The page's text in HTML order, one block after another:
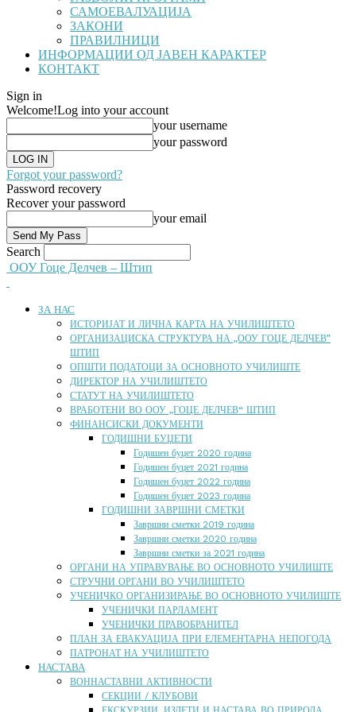
САМОЕВАЛУАЦИЈА
ЗАКОНИ
ПРАВИЛНИЦИ
ИНФОРМАЦИИ ОД ЈАВЕН КАРАКТЕР
КОНТАКТ
Sign in
Welcome!Log into your account
your username
your password
Forgot your password?
Password recovery
Recover your password
your email
Search
ООУ Гоце Делчев – Штип
ЗА НАС
ИСТОРИЈАТ И ЛИЧНА КАРТА НА УЧИЛИШТЕТО
ОРГАНИЗАЦИСКА СТРУКТУРА НА „ООУ ГОЦЕ ДЕЛЧЕВ”
ШТИП
ОПШТИ ПОДАТОЦИ ЗА ОСНОВНОТО УЧИЛИШТЕ
ДИРЕКТОР НА УЧИЛИШТЕТО
СТАТУТ НА УЧИЛИШТЕТО
ВРАБОТЕНИ ВО ООУ „ГОЦЕ ДЕЛЧЕВ“ ШТИП
ФИНАНСИСКИ ДОКУМЕНТИ
ГОДИШНИ БУЏЕТИ
Годишен буџет 2020 година
Годишен буџет 2021 година
Годишен буџет 2022 година
Годишен буџет 2023 година
ГОДИШНИ ЗАВРШНИ СМЕТКИ
Завршни сметки 2019 година
Завршни сметки 2020 година
Завршни сметки за 2021 година
ОРГАНИ НА УПРАВУВАЊЕ ВО ОСНОВНОТО УЧИЛИШТЕ
СТРУЧНИ ОРГАНИ ВО УЧИЛИШТЕТО
УЧЕНИЧКО ОРГАНИЗИРАЊЕ ВО ОСНОВНОТО УЧИЛИШТЕ
УЧЕНИЧКИ ПАРЛАМЕНТ
УЧЕНИЧКИ ПРАВОБРАНИТЕЛ
ПЛАН ЗА ЕВАКУАЦИЈА ПРИ ЕЛЕМЕНТАРНА НЕПОГОДА
ПАТРОНАТ НА УЧИЛИШТЕТО
НАСТАВА
ВОННАСТАВНИ АКТИВНОСТИ
СЕКЦИИ / КЛУБОВИ